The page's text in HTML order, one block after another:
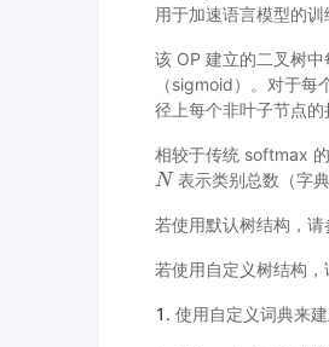
用于加速语言模型的
该 OP 建立的二叉树
（sigmoid）。对于
径上每个非叶子节点
相较于传统 softmax
N
N 表示类别总数（字
若使用默认树结构，
若使用自定义树结构
使用自定义词典来